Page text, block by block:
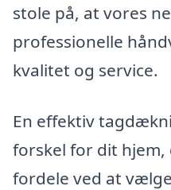
stole på, at vores
professionelle
kvalitet og service.
En effektiv
forskel for dit hjem,
fordele ved at